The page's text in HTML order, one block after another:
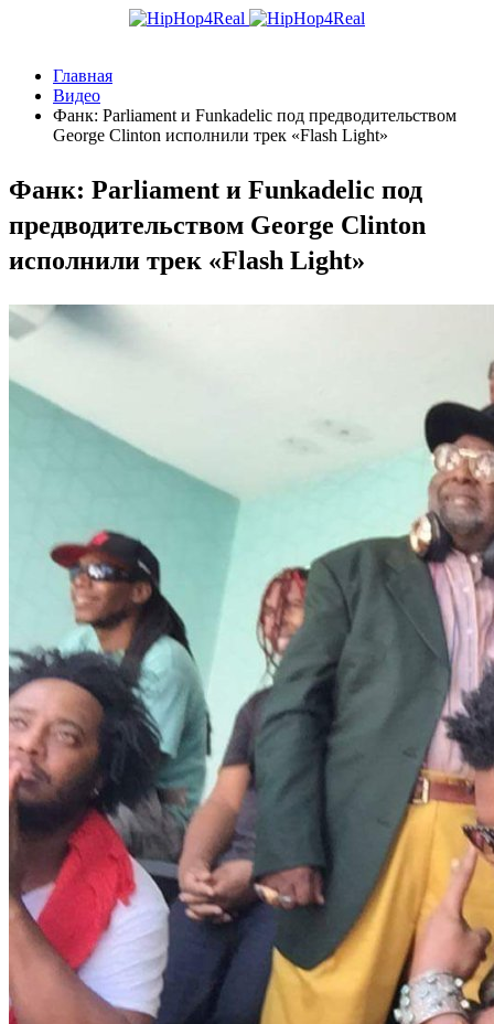
Главная
Видео
Фанк: Parliament и Funkadelic под предводительством
George Clinton исполнили трек «Flash Light»
Фанк: Parliament и Funkadelic под
предводительством George Clinton
исполнили трек «Flash Light»